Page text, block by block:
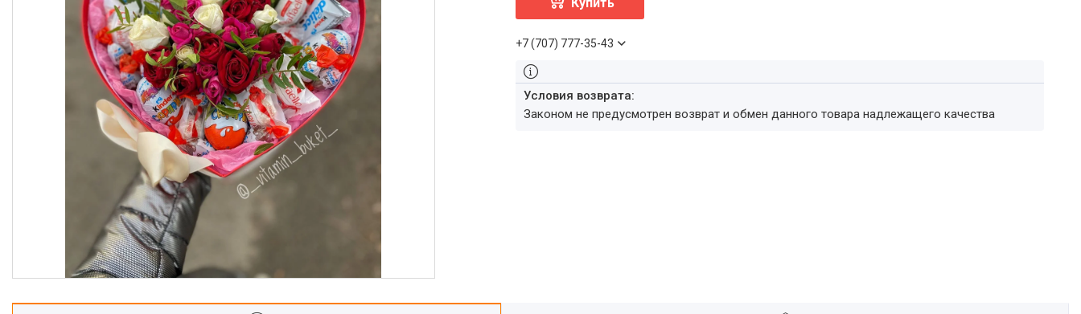
Съедобные букеты для
учителя
Новогодние подарки
Сладкие букеты на 8 марта
Необычные букеты
Сырные букеты
Сухофрукты в бельгийском
Изделия из дерева
Детские букеты
Отзывы
+7 (707) 777-35-43
Законом не предусмотрен возврат и обмен данного товара надлежащего качества